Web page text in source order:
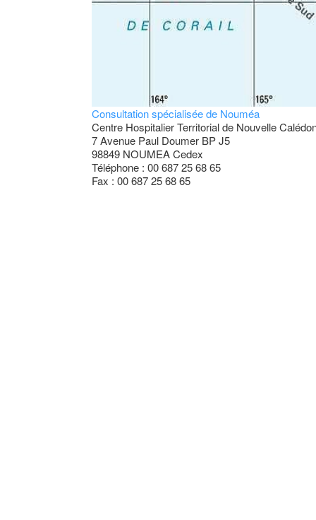
Consultation spécialisée de Nouméa
Centre Hospitalier Territorial de Nouvelle
7 Avenue Paul Doumer BP J5
98849 NOUMEA Cedex
Téléphone : 00 687 25 68 65
Fax : 00 687 25 68 65